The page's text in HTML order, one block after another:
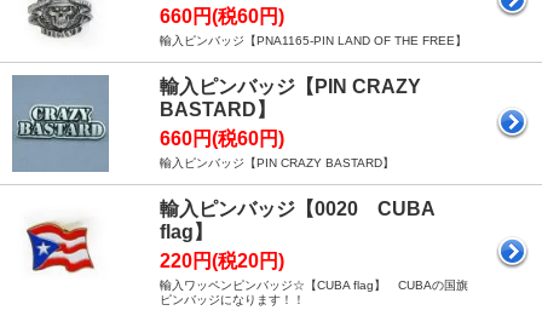
660円(税60円)
輸入ピンバッジ【PNA1165-PIN LAND OF THE FREE】
輸入ピンバッジ【PIN CRAZY
BASTARD】
660円(税60円)
輸入ピンバッジ【PIN CRAZY BASTARD】
輸入ピンバッジ【0020 CUBA
flag】
220円(税20円)
輸入ワッペンピンバッジ☆【CUBA flag】 CUBAの国旗
ピンバッジになります！！